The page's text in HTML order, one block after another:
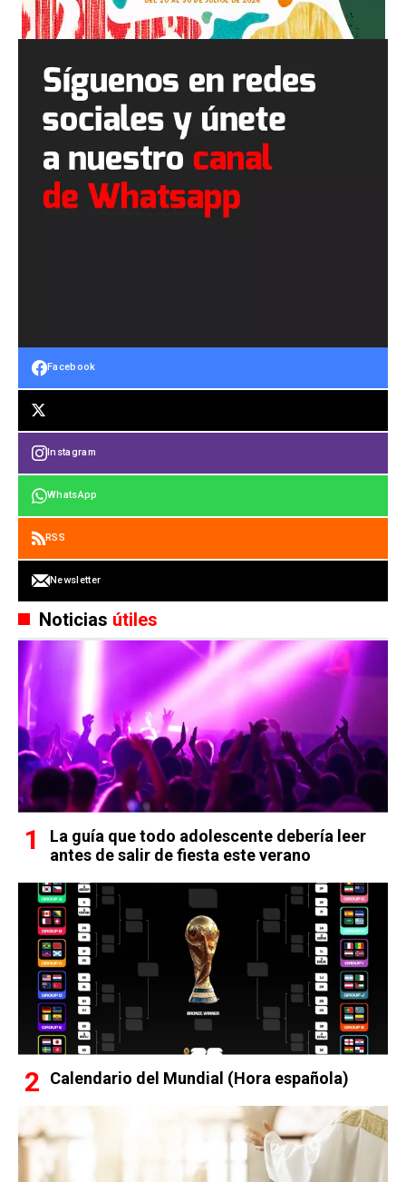
Facebook
Instagram
WhatsApp
RSS
Newsletter
Noticias útiles
La guía que todo adolescente debería leer
antes de salir de fiesta este verano
Calendario del Mundial (Hora española)